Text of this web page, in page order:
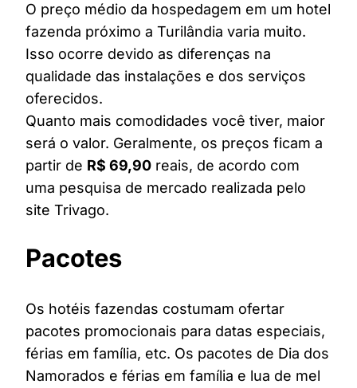
O preço médio da hospedagem em um hotel
fazenda próximo a Turilândia varia muito.
Isso ocorre devido as diferenças na
qualidade das instalações e dos serviços
oferecidos.
Quanto mais comodidades você tiver, maior
será o valor. Geralmente, os preços ficam a
partir de R$ 69,90 reais, de acordo com
uma pesquisa de mercado realizada pelo
site Trivago.
Pacotes
Os hotéis fazendas costumam ofertar
pacotes promocionais para datas especiais,
férias em família, etc. Os pacotes de Dia dos
Namorados e férias em família e lua de mel